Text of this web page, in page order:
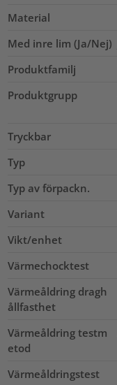
Material
Med inre lim (Ja/Nej)
Produktfamilj
Produktgrupp
Tryckbar
Typ
Typ av förpackn.
Variant
Vikt/enhet
Värmechocktest
Värmeåldring dragh
ållfasthet
Värmeåldring testm
etod
Värmeåldringstest